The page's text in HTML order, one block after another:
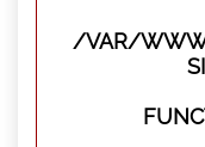
/VAR/